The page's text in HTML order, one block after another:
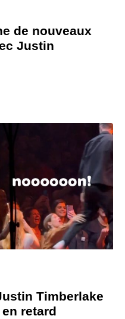
de nouveaux
Justin
Timberlake
retard